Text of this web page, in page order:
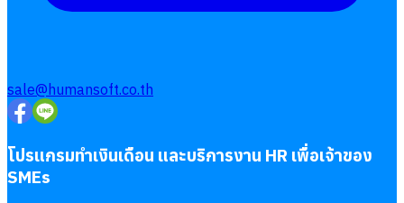
sale@humansoft.co.th
โปรแกรมทำเงินเดือน และบริการงาน HR เพื่อเจ้าของ
SMEs